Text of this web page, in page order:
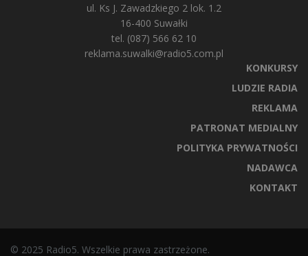
ul. Ks J. Zawadzkiego 2 lok. 1.2
16-400 Suwałki
tel. (087) 566 62 10
reklama.suwalki@radio5.com.pl
KONKURSY
LUDZIE RADIA
REKLAMA
PATRONAT MEDIALNY
POLITYKA PRYWATNOŚCI
NADAWCA
KONTAKT
© 2025 Radio5. Wszelkie prawa zastrzeżone.